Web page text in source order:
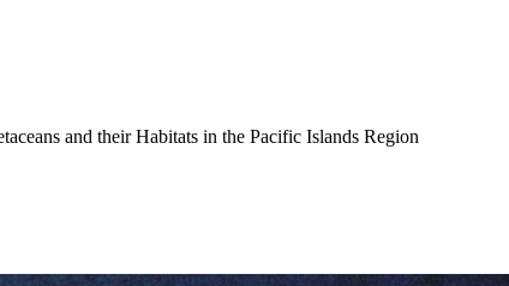
and their Habitats in the Pacific Islands Region